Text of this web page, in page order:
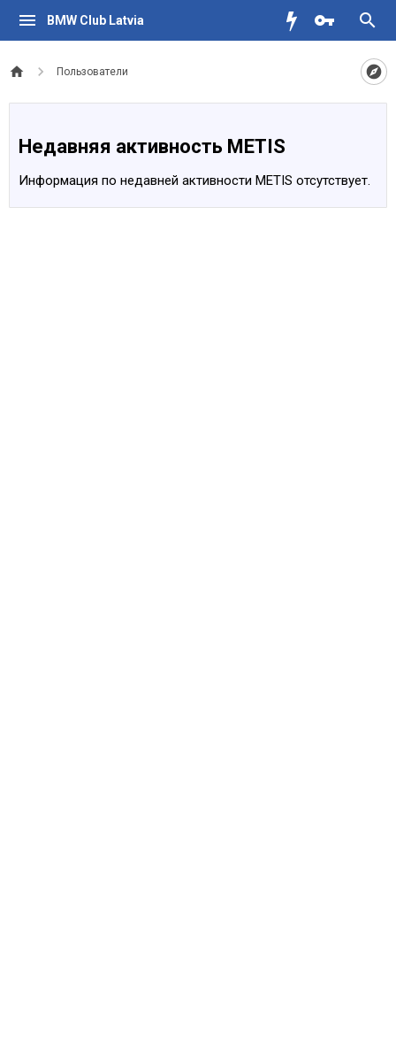
BMW Club Latvia
Пользователи
Недавняя активность METIS
Информация по недавней активности METIS отсутствует.